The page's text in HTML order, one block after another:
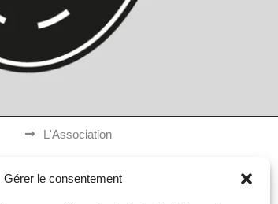
Gérer le consentement
L'Association